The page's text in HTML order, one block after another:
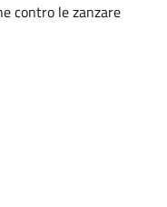
contro le zanzare